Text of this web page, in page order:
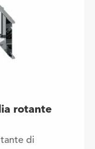
rotante
di